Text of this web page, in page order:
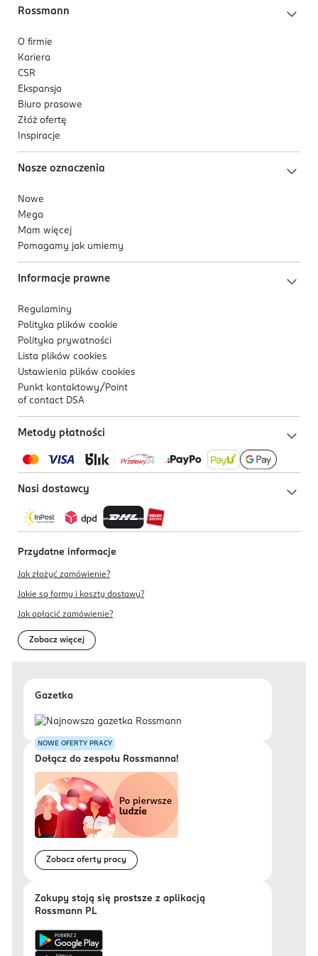
Rossmann
O firmie
Kariera
CSR
Ekspansja
Biuro prasowe
Złóż ofertę
Inspiracje
Nasze oznaczenia
Nowe
Mega
Mam więcej
Pomagamy jak umiemy
Informacje prawne
Regulaminy
Polityka plików cookie
Polityka prywatności
Lista plików cookies
Ustawienia plików cookies
Punkt kontaktowy/ Point
of contact DSA
Metody płatności
Nasi dostawcy
Przydatne informacje
Jak złożyć zamówienie?
Jakie są formy i koszty dostawy?
Jak opłacić zamówienie?
Zobacz więcej
Gazetka
NOWE OFERTY PRACY
Dołącz do zespołu Rossmanna!
Zobacz oferty pracy
Zakupy stają się prostsze z aplikacją
Rossmann PL